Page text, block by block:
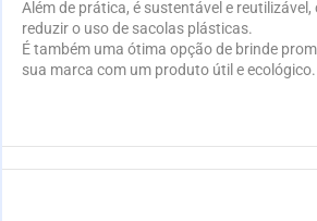
Além de prática, é sustentável e
reduzir o uso de sacolas plásticas.
É também uma ótima opção de brinde
sua marca com um produto útil e ecológico.